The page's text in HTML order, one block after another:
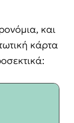
και
κάρτα